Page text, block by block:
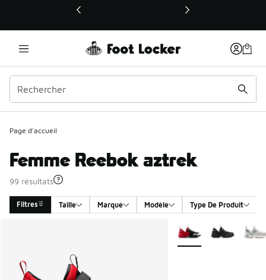
Ce lien ouvrira une nouvelle fenêtre
Page d'accueil
Femme Reebok aztrek
99 résultats
Filtres Taille Marque Modèle Type De Produit
Plus de couleurs